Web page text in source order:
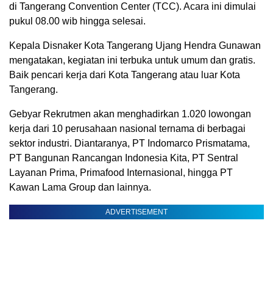
di Tangerang Convention Center (TCC). Acara ini dimulai
pukul 08.00 wib hingga selesai.
Kepala Disnaker Kota Tangerang Ujang Hendra Gunawan
mengatakan, kegiatan ini terbuka untuk umum dan gratis.
Baik pencari kerja dari Kota Tangerang atau luar Kota
Tangerang.
Gebyar Rekrutmen akan menghadirkan 1.020 lowongan
kerja dari 10 perusahaan nasional ternama di berbagai
sektor industri. Diantaranya, PT Indomarco Prismatama,
PT Bangunan Rancangan Indonesia Kita, PT Sentral
Layanan Prima, Primafood Internasional, hingga PT
Kawan Lama Group dan lainnya.
ADVERTISEMENT